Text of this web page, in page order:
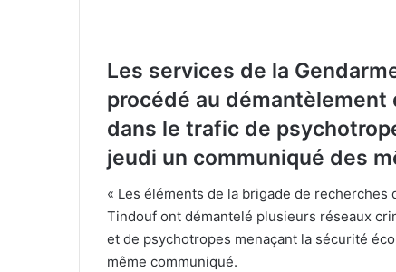
Les services de la
procédé au
dans le trafic de
jeudi un communiqué des
« Les éléments de la brigade de
Tindouf ont démantelé plusieurs réseaux
et de psychotropes menaçant la sécurité
même communiqué.